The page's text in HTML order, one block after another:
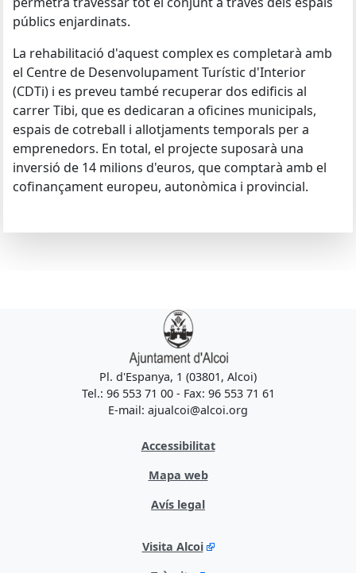
públics enjardinats.
La rehabilitació d'aquest complex es completarà amb
el Centre de Desenvolupament Turístic d'Interior
(CDTi) i es preveu també recuperar dos edificis al
carrer Tibi, que es dedicaran a oficines municipals,
espais de cotreball i allotjaments temporals per a
emprenedors. En total, el projecte suposarà una
inversió de 14 milions d'euros, que comptarà amb el
cofinançament europeu, autonòmica i provincial.
Pl. d'Espanya, 1 (03801, Alcoi)
Tel.: 96 553 71 00 - Fax: 96 553 71 61
E-mail: ajualcoi@alcoi.org
Accessibilitat
Mapa web
Avís legal
Visita Alcoi